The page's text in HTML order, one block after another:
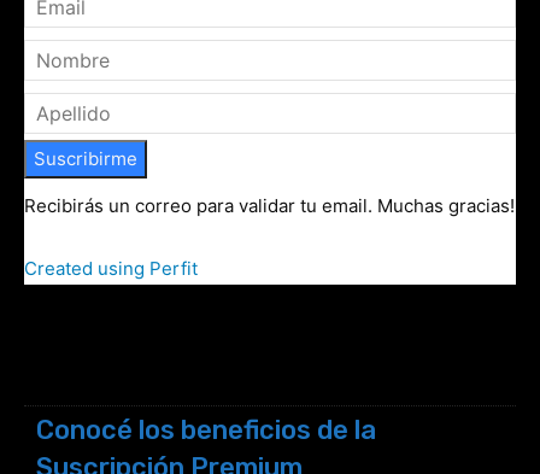
Suscribirme
Recibirás un correo para validar tu email. Muchas gracias!
Created using Perfit
Conocé los beneficios de la
Suscripción Premium